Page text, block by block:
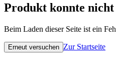
Produkt konnte nicht
Beim Laden dieser Seite ist ein
Erneut versuchen Zur Startseite